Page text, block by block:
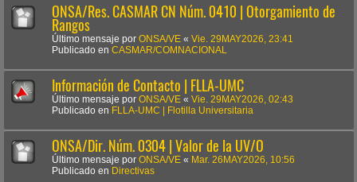
ONSA/Res. CASMAR CN Núm. 0410 | Otorgamiento de
Rangos
Último mensaje por ONSA/VE « Vie. 29MAY2026, 23:41
Publicado en CASMAR/COMNACIONAL
Información de Contacto | FLLA-UMC
Último mensaje por ONSA/VE « Vie. 29MAY2026, 02:43
Publicado en FLLA-UMC | Flotilla Universitaria
ONSA/Dir. Núm. 0304 | Valor de la UV/O
Último mensaje por ONSA/VE « Mar. 26MAY2026, 10:56
Publicado en Directivas